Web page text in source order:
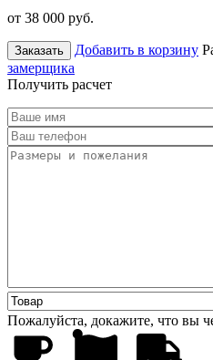
от 38 000 руб.
Заказать Добавить в корзину
замерщика
Получить расчет
Пожалуйста, докажите, что вы